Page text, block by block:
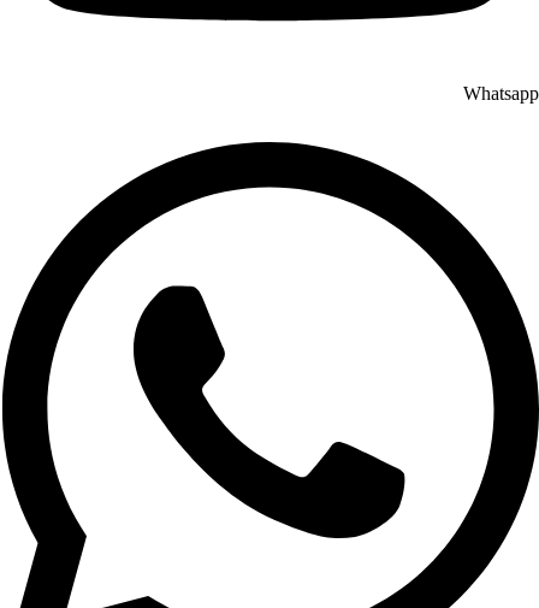
Whatsapp